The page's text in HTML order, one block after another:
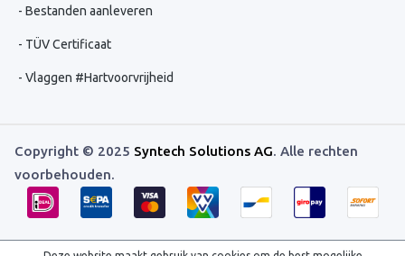
Bestanden aanleveren
TÜV Certificaat
Vlaggen #Hartvoorvrijheid
Copyright © 2025 Syntech Solutions AG. Alle rechten
voorbehouden.